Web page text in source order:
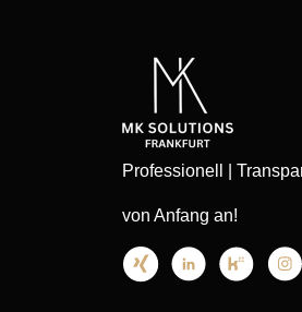
Professionell |
von Anfang an!